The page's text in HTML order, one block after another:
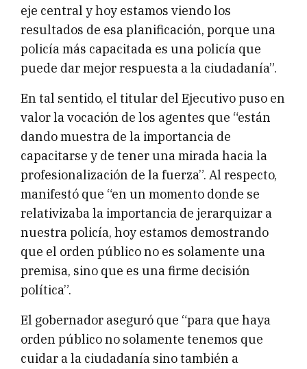
eje central y hoy estamos viendo los
resultados de esa planificación, porque una
policía más capacitada es una policía que
puede dar mejor respuesta a la ciudadanía”.
En tal sentido, el titular del Ejecutivo puso en
valor la vocación de los agentes que “están
dando muestra de la importancia de
capacitarse y de tener una mirada hacia la
profesionalización de la fuerza”. Al respecto,
manifestó que “en un momento donde se
relativizaba la importancia de jerarquizar a
nuestra policía, hoy estamos demostrando
que el orden público no es solamente una
premisa, sino que es una firme decisión
política”.
El gobernador aseguró que “para que haya
orden público no solamente tenemos que
cuidar a la ciudadanía sino también a